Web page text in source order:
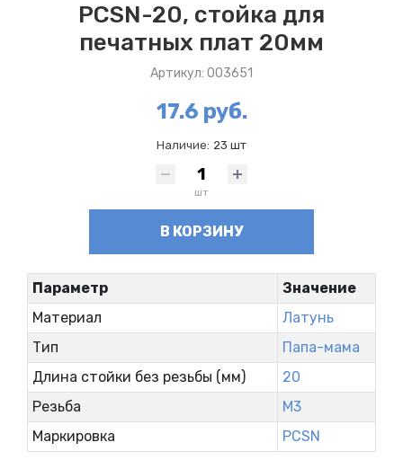
PCSN-20, стойка для
печатных плат 20мм
Артикул: 003651
17.6 руб.
Наличие: 23 шт
шт
В КОРЗИНУ
Параметр
Значение
Материал
Латунь
Тип
Папа-мама
Длина стойки без резьбы (мм)
20
Резьба
М3
Маркировка
PCSN